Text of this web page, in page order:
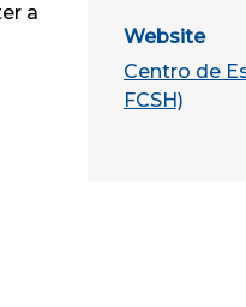
a
Website
Centro de
FCSH)